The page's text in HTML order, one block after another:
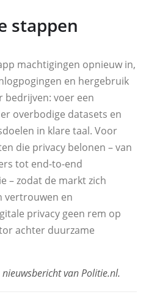
stappen
machtigingen opnieuw in,
en hergebruik
bedrijven: voer een
overbodige datasets en
in klare taal. Voor
die privacy belonen – van
tot end-to-end
– zodat de markt zich
vertrouwen en
privacy geen rem op
achter duurzame